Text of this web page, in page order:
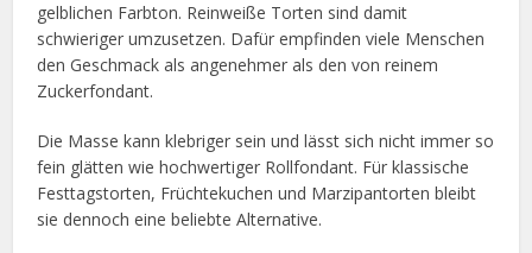
gelblichen Farbton. Reinweiße Torten sind damit
schwieriger umzusetzen. Dafür empfinden viele Menschen
den Geschmack als angenehmer als den von reinem
Zuckerfondant.
Die Masse kann klebriger sein und lässt sich nicht immer so
fein glätten wie hochwertiger Rollfondant. Für klassische
Festtagstorten, Früchtekuchen und Marzipantorten bleibt
sie dennoch eine beliebte Alternative.